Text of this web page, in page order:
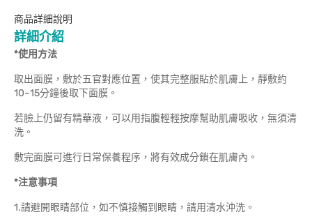
商品詳細說明
詳細介紹
*使用方法
取出面膜，敷於五官對應位置，使其完整服貼於肌膚上，靜敷約
10~15分鐘後取下面膜。
若臉上仍留有精華液，可以用指腹輕輕按摩幫助肌膚吸收，無須清
洗。
敷完面膜可進行日常保養程序，將有效成分鎖在肌膚內。
*注意事項
1.請避開眼睛部位，如不慎接觸到眼睛，請用清水沖洗。